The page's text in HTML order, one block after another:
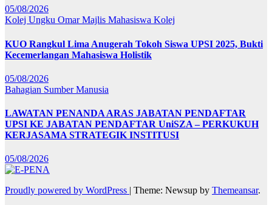
05/08/2026
Kolej Ungku OmarMajlis Mahasiswa Kolej
KUO Rangkul Lima Anugerah Tokoh Siswa UPSI 2025, Bukti
Kecemerlangan Mahasiswa Holistik
05/08/2026
Bahagian Sumber Manusia
LAWATAN PENANDA ARAS JABATAN PENDAFTAR
UPSI KE JABATAN PENDAFTAR UniSZA – PERKUKUH
KERJASAMA STRATEGIK INSTITUSI
05/08/2026
Proudly powered by WordPress | Theme: Newsup by Themeansar.